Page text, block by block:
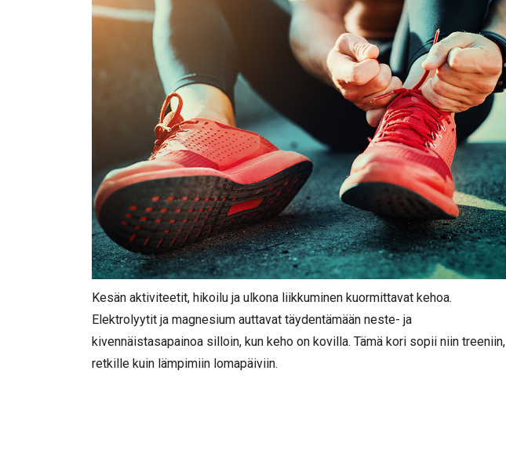
Kesän aktiviteetit, hikoilu ja ulkona liikkuminen kuormittavat kehoa.
Elektrolyytit ja magnesium auttavat täydentämään neste- ja
kivennäistasapainoa silloin, kun keho on kovilla. Tämä kori sopii niin treeniin,
retkille kuin lämpimiin lomapäiviin.